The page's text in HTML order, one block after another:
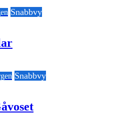
Snabbvy
Snabbvy